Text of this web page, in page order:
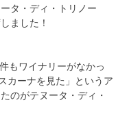
タ・ディ・トリノー
ました！
もワイナリーがなかっ
カーナを見た」というア
のがテヌータ・ディ・